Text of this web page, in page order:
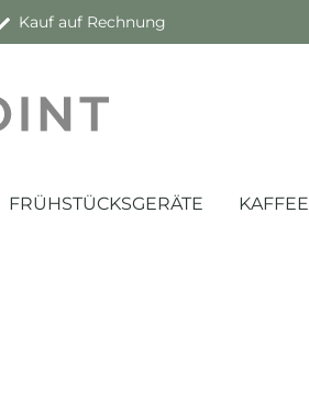
Kauf auf Rechnung
FRÜHSTÜCKSGERÄTE KAFFEE